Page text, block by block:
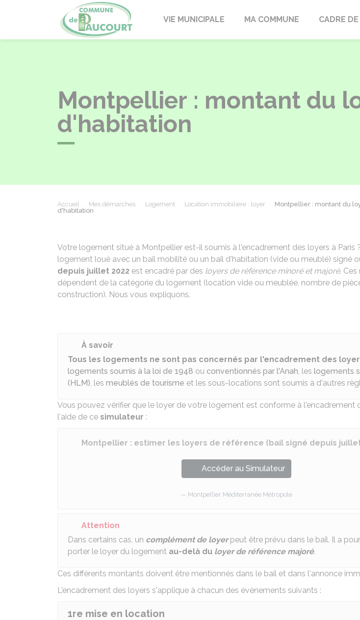
PaucourtVIE MUNICIPALE MA COMMUNE CADRE DE
Montpellier : montant du
d'habitation
Accueil Mes démarches Logement Location immobilière : loyer
Montpellier : montant du
d'habitation
Votre logement situé à Montpellier est-il soumis à l'encadrement des loyers à Paris
logement loué avec un bail mobilité ou un bail d'habitation (vide ou meublé) signé
depuis juillet 2022 est encadré par des loyers de référence minoré et majoré.
dépendent de la catégorie du logement (location vide ou meublée, nombre de
construction). Nous vous expliquons.
À savoir
Tous les logements ne sont pas concernés par l'encadrement des
logements soumis à la loi de 1948 ou conventionnés par l'Anah, les logements
(HLM), les meublés de tourisme et les sous-locations sont soumis à d'autres
Vous pouvez vérifier que le loyer de votre logement est conforme à l'encadrement
l'aide de ce simulateur :
Montpellier : estimer les loyers de référence (bail signé depuis juillet
Accéder au Simulateur
Montpellier Méditerranée Métropole
Attention
Dans certains cas, un complément de loyer peut être prévu dans le bail. Il a
porter le loyer du logement au-delà du loyer de référence majoré.
Ces différents montants doivent être mentionnés dans le bail et dans l'annonce
L'encadrement des loyers s'applique à chacun des évènements suivants :
1re mise en location